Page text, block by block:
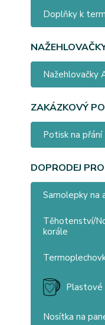
Doplňky k
Nažehlovačky
ZAKÁZKOVÝ
Potisk na přání
DOPRODEJ
Samolepky na
Těhotenství/
korále
Plastové
Nosítka na